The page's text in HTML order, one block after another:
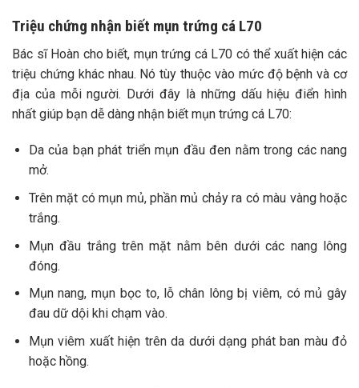
Triệu chứng nhận biết mụn trứng cá L70
Bác sĩ Hoàn cho biết, mụn trứng cá L70 có thể xuất hiện các
triệu chứng khác nhau. Nó tùy thuộc vào mức độ bệnh và cơ
địa của mỗi người. Dưới đây là những dấu hiệu điển hình
nhất giúp bạn dễ dàng nhận biết mụn trứng cá L70:
Da của bạn phát triển mụn đầu đen nằm trong các nang
mở.
Trên mặt có mụn mủ, phần mủ chảy ra có màu vàng hoặc
trắng.
Mụn đầu trắng trên mặt nằm bên dưới các nang lông
đóng.
Mụn nang, mụn bọc to, lỗ chân lông bị viêm, có mủ gây
đau dữ dội khi chạm vào.
Mụn viêm xuất hiện trên da dưới dạng phát ban màu đỏ
hoặc hồng.